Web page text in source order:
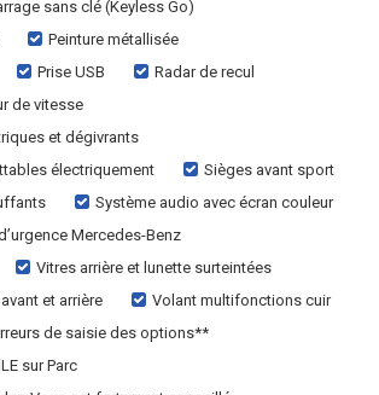
sans clé (Keyless Go)
Peinture métallisée
Prise USB
Radar de recul
de vitesse
et dégivrants
électriquement
Sièges avant sport
Système audio avec écran couleur
Mercedes-Benz
Vitres arrière et lunette surteintées
et arrière
Volant multifonctions cuir
de saisie des options**
sur Parc